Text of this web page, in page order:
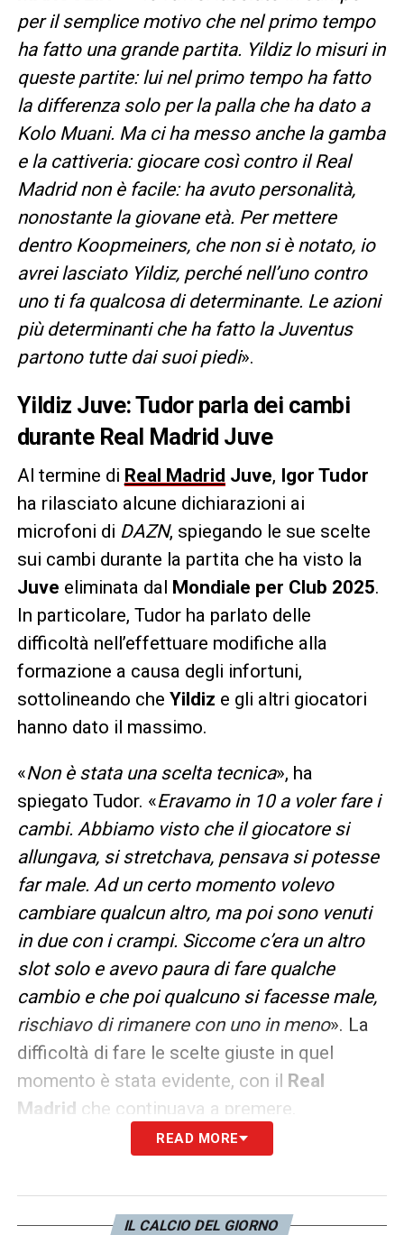
per il semplice motivo che nel primo tempo
ha fatto una grande partita. Yildiz lo misuri in
queste partite: lui nel primo tempo ha fatto
la differenza solo per la palla che ha dato a
Kolo Muani. Ma ci ha messo anche la gamba
e la cattiveria: giocare così contro il Real
Madrid non è facile: ha avuto personalità,
nonostante la giovane età. Per mettere
dentro Koopmeiners, che non si è notato, io
avrei lasciato Yildiz, perché nell’uno contro
uno ti fa qualcosa di determinante. Le azioni
più determinanti che ha fatto la Juventus
partono tutte dai suoi piedi».
Yildiz Juve: Tudor parla dei cambi
durante Real Madrid Juve
Al termine di Real Madrid Juve, Igor Tudor
ha rilasciato alcune dichiarazioni ai
microfoni di DAZN, spiegando le sue scelte
sui cambi durante la partita che ha visto la
Juve eliminata dal Mondiale per Club 2025.
In particolare, Tudor ha parlato delle
difficoltà nell’effettuare modifiche alla
formazione a causa degli infortuni,
sottolineando che Yildiz e gli altri giocatori
hanno dato il massimo.
«Non è stata una scelta tecnica», ha
spiegato Tudor. «Eravamo in 10 a voler fare i
cambi. Abbiamo visto che il giocatore si
allungava, si stretchava, pensava si potesse
far male. Ad un certo momento volevo
cambiare qualcun altro, ma poi sono venuti
in due con i crampi. Siccome c’era un altro
slot solo e avevo paura di fare qualche
cambio e che poi qualcuno si facesse male,
rischiavo di rimanere con uno in meno». La
difficoltà di fare le scelte giuste in quel
momento è stata evidente, con il Real
Madrid che continuava a premere.
Yildiz Juve: la difficoltà contro il
squadra
READ MORE
IL CALCIO DEL GIORNO